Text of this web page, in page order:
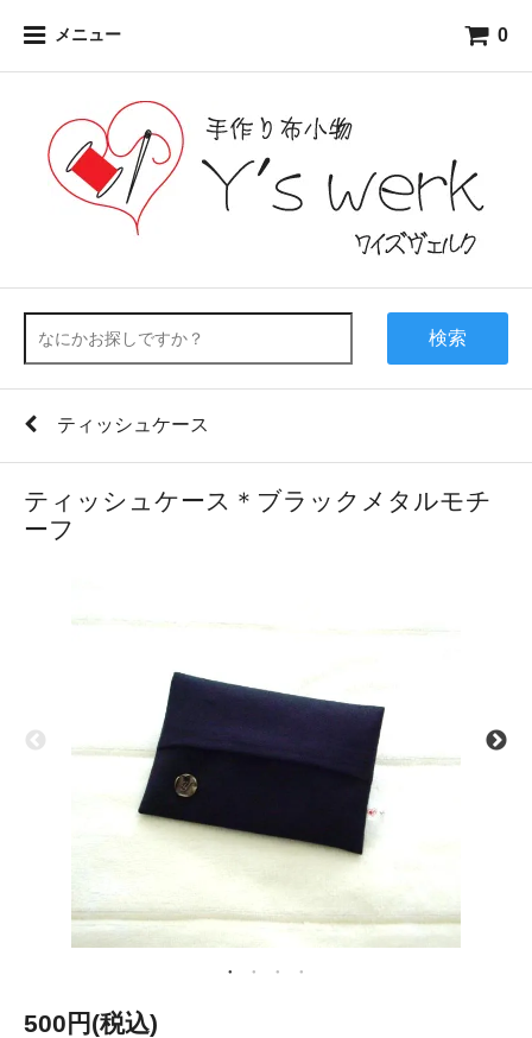
メニュー 0
検索
ティッシュケース
ティッシュケース＊ブラックメタルモチ
ーフ
500円(税込)